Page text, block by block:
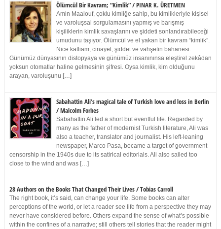
Ölümcül Bir Kavram; “Kimlik” / PINAR K. ÜRETMEN
Amin Maalouf, çoklu kimliğe sahip, bu kimlikleriyle kişisel
ve varoluşsal sorgulamasını yapmış ve barışmış
kişiliklerin kimlik savaşlarını ve şiddeti sonlandırabileceği
umudunu taşıyor. Ölümcül ve el yakan bir kavram “kimlik”.
Nice katliam, cinayet, şiddet ve vahşetin bahanesi.
Günümüz dünyasının distopyaya ve günümüz insanınınsa eleştirel zekâdan
yoksun otomatlar haline gelmesinin şifresi. Oysa kimlik, kim olduğunu
arayan, varoluşunu […]
Sabahattin Ali’s magical tale of Turkish love and loss in Berlin
/ Malcolm Forbes
Sabahattin Ali led a short but eventful life. Regarded by
many as the father of modernist Turkish literature, Ali was
also a teacher, translator and journalist. His left-leaning
newspaper, Marco Pasa, became a target of government
censorship in the 1940s due to its satirical editorials. Ali also sailed too
close to the wind and was […]
28 Authors on the Books That Changed Their Lives / Tobias Carroll
The right book, it’s said, can change your life. Some books can alter
perceptions of the world, or let a reader see life from a perspective they may
never have considered before. Others expand the sense of what’s possible
within the confines of a narrative; still others tell stories that the reader might